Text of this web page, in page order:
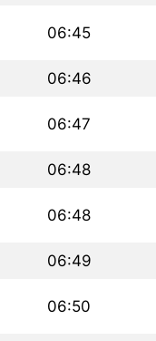
06:45
06:46
06:47
06:48
06:48
06:49
06:50